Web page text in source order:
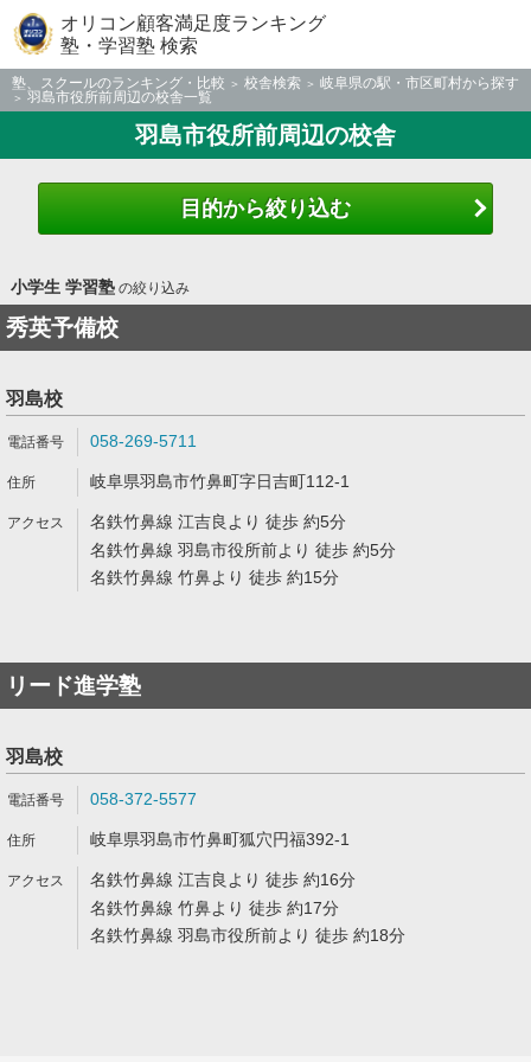
オリコン顧客満足度ランキング
塾・学習塾 検索
塾、スクールのランキング・比較 校舎検索
岐阜県の駅・市区町村から探す
羽島市役所前周辺の校舎一覧
羽島市役所前周辺の校舎
目的から絞り込む
小学生 学習塾の絞り込み
秀英予備校
羽島校
058-269-5711
岐阜県羽島市竹鼻町字日吉町112-1
名鉄竹鼻線 江吉良より 徒歩 約5分
名鉄竹鼻線 羽島市役所前より 徒歩 約5分
名鉄竹鼻線 竹鼻より 徒歩 約15分
リード進学塾
羽島校
058-372-5577
岐阜県羽島市竹鼻町狐穴円福392-1
名鉄竹鼻線 江吉良より 徒歩 約16分
名鉄竹鼻線 竹鼻より 徒歩 約17分
名鉄竹鼻線 羽島市役所前より 徒歩 約18分